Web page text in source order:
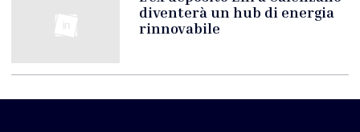
diventerà un hub di energia
rinnovabile